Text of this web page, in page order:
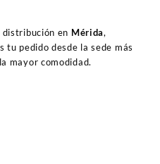
en Mérida,
tu pedido desde la sede más
mayor comodidad.